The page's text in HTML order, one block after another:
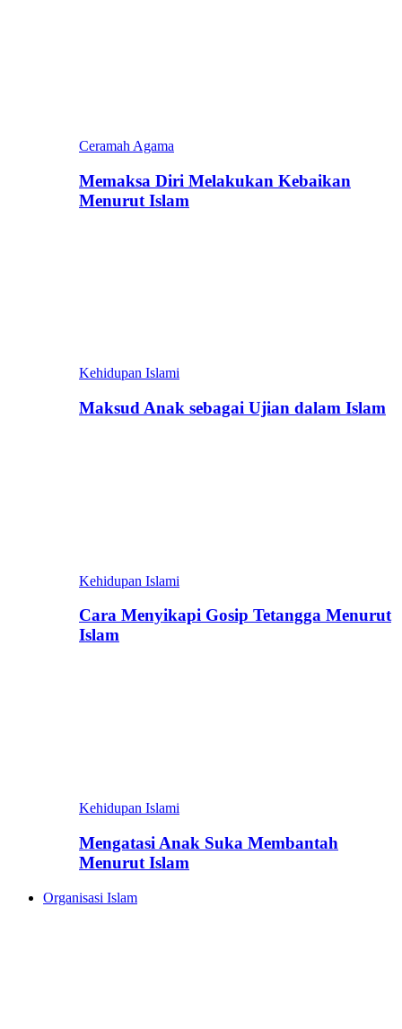
Ceramah Agama
Memaksa Diri Melakukan Kebaikan
Menurut Islam
Kehidupan Islami
Maksud Anak sebagai Ujian dalam Islam
Kehidupan Islami
Cara Menyikapi Gosip Tetangga Menurut
Islam
Kehidupan Islami
Mengatasi Anak Suka Membantah
Menurut Islam
Organisasi Islam